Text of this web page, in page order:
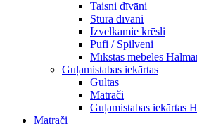
Taisni dīvāni
Stūra dīvāni
Izvelkamie krēsli
Pufi / Spilveni
Mīkstās mēbeles
Guļamistabas iekārtas
Gultas
Matrači
Guļamistabas iekārtas
Matrači